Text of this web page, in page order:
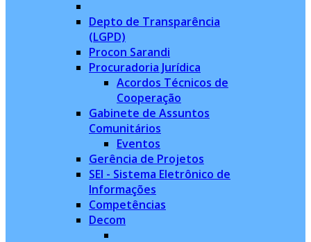
Depto de Transparência
(LGPD)
Procon Sarandi
Procuradoria Jurídica
Acordos Técnicos de
Cooperação
Gabinete de Assuntos
Comunitários
Eventos
Gerência de Projetos
SEI - Sistema Eletrônico de
Informações
Competências
Decom